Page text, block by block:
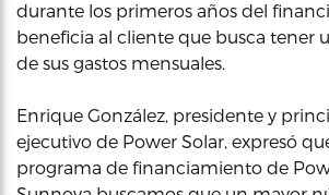
durante los primeros años del
beneficia al cliente que busca tener
de sus gastos mensuales.
Enrique González, presidente y
ejecutivo de Power Solar, expresó
programa de financiamiento de